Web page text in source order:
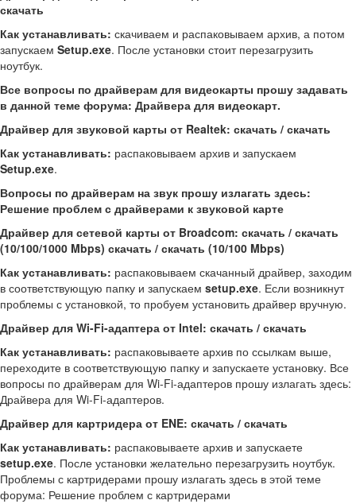
скачать
Как устанавливать: скачиваем и распаковываем архив, а потом
запускаем Setup.exe. После установки стоит перезагрузить
ноутбук.
Все вопросы по драйверам для видеокарты прошу задавать
в данной теме форума: Драйвера для видеокарт.
Драйвер для звуковой карты от Realtek: скачать / скачать
Как устанавливать: распаковываем архив и запускаем
Setup.exe.
Вопросы по драйверам на звук прошу излагать здесь:
Решение проблем с драйверами к звуковой карте
Драйвер для сетевой карты от Broadcom: скачать / скачать
(10/100/1000 Mbps) скачать / скачать (10/100 Mbps)
Как устанавливать: распаковываем скачанный драйвер, заходим
в соответствующую папку и запускаем setup.exe. Если возникнут
проблемы с установкой, то пробуем установить драйвер вручную.
Драйвер для Wi-Fi-адаптера от Intel: скачать / скачать
Как устанавливать: распаковываете архив по ссылкам выше,
переходите в соответствующую папку и запускаете установку. Все
вопросы по драйверам для Wi-Fi-адаптеров прошу излагать здесь:
Драйвера для Wi-Fi-адаптеров.
Драйвер для картридера от ENE: скачать / скачать
Как устанавливать: распаковываете архив и запускаете
setup.exe. После установки желательно перезагрузить ноутбук.
Проблемы с картридерами прошу излагать здесь в этой теме
форума: Решение проблем с картридерами